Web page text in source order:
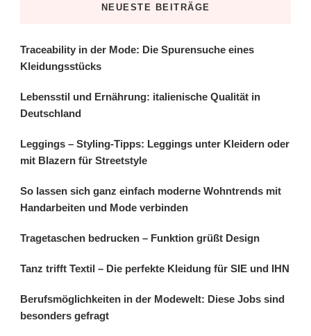
NEUESTE BEITRÄGE
Traceability in der Mode: Die Spurensuche eines
Kleidungsstücks
Lebensstil und Ernährung: italienische Qualität in
Deutschland
Leggings – Styling-Tipps: Leggings unter Kleidern oder
mit Blazern für Streetstyle
So lassen sich ganz einfach moderne Wohntrends mit
Handarbeiten und Mode verbinden
Tragetaschen bedrucken – Funktion grüßt Design
Tanz trifft Textil – Die perfekte Kleidung für SIE und IHN
Berufsmöglichkeiten in der Modewelt: Diese Jobs sind
besonders gefragt